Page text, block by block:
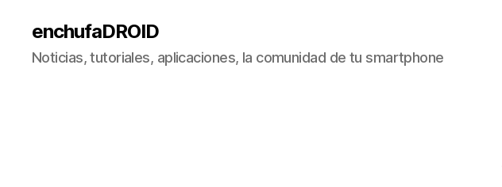
enchufaDROID
Noticias, tutoriales, aplicaciones, la comunidad de tu smartphone